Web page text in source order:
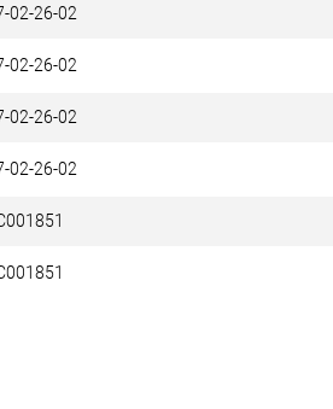
02-26-02
02-26-02
02-26-02
02-26-02